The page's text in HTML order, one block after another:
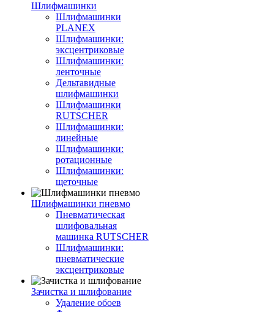
Шлифмашинки
Шлифмашинки
PLANEX
Шлифмашинки:
эксцентриковые
Шлифмашинки:
ленточные
Дельтавидные
шлифмашинки
Шлифмашинки
RUTSCHER
Шлифмашинки:
линейные
Шлифмашинки:
ротационные
Шлифмашинки:
щеточные
Шлифмашинки пневмо
Пневматическая
шлифовальная
машинка RUTSCHER
Шлифмашинки:
пневматические
эксцентриковые
Зачистка и шлифование
Удаление обоев